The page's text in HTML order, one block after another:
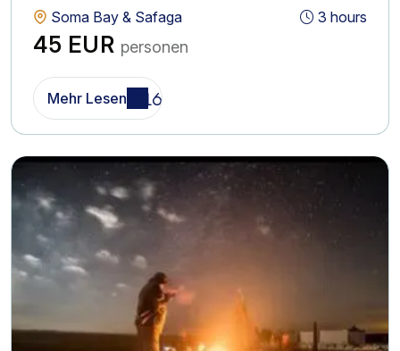
Soma Bay & Safaga 3 hours
45 EUR personen
Mehr Lesen